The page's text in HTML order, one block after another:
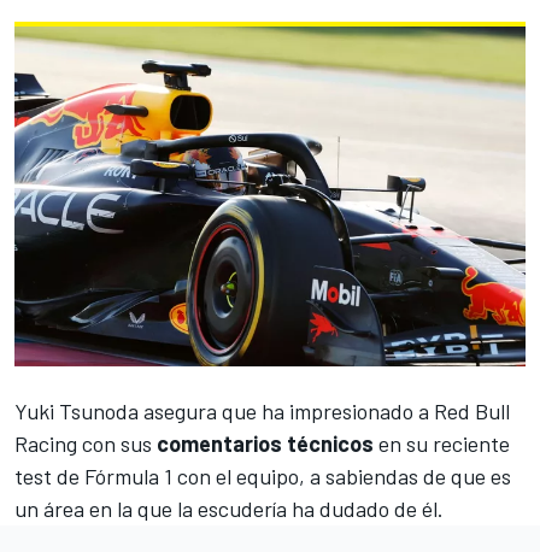
Yuki Tsunoda asegura que ha impresionado a Red Bull
Racing con sus comentarios técnicos en su reciente
test de Fórmula 1 con el equipo, a sabiendas de que es
un área en la que la escudería ha dudado de él.